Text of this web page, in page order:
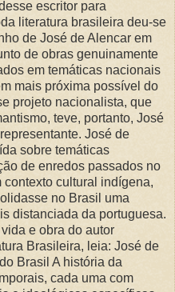
escritor para
literatura brasileira deu-se
de José de Alencar em
de obras genuinamente
em temáticas nacionais
mais próxima possível do
projeto nacionalista, que
teve, portanto, José
José de
sobre temáticas
de enredos passados no
contexto cultural indígena,
no Brasil uma
distanciada da portuguesa.
e obra do autor
Brasileira, leia: José de
Brasil A história da
cada uma com